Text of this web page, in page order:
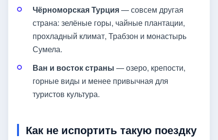
Чёрноморская Турция— совсем другая
страна: зелёные горы, чайные плантации,
прохладный климат, Трабзон и монастырь
Сумела.
Ван и восток страны — озеро, крепости,
горные виды и менее привычная для
туристов культура.
Как не испортить такую поездку